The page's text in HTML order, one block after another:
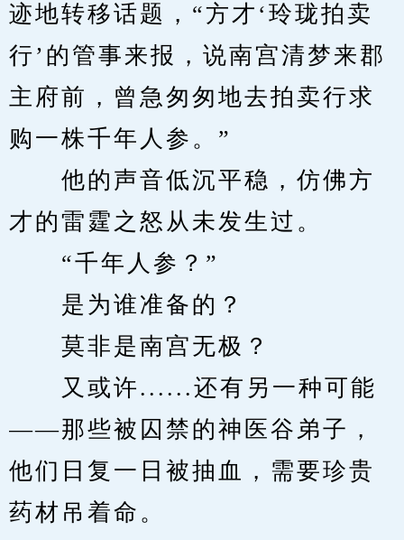
迹地转移话题，“方才‘玲珑拍卖
行’的管事来报，说南宫清梦来郡
主府前，曾急匆匆地去拍卖行求
购一株千年人参。”
他的声音低沉平稳，仿佛方
才的雷霆之怒从未发生过。
“千年人参？”
是为谁准备的？
莫非是南宫无极？
又或许......还有另一种可能
——那些被囚禁的神医谷弟子，
他们日复一日被抽血，需要珍贵
药材吊着命。